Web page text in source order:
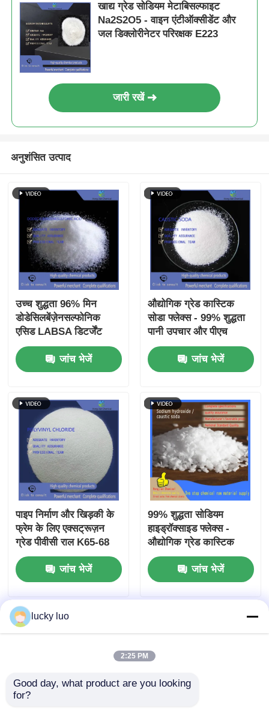
रासायनिक भराव
खनिज प्रक्रिया रसायन
खाद्य योज्य
धातुकर्म रसायन
दैनिक उपयोग के लिए रसायन
खाद्य ग्रेड सोडियम मेटाबिसल्फाइट
Na2S2O5 - वाइन एंटीऑक्सीडेंट और
जल डिक्लोरीनेटर परिरक्षक E223
जारी रखें
अनुशंसित उत्पाद
उच्च शुद्धता 96% मिन
डोडेसिलबेंज़ेनसल्फोनिक
एसिड LABSA डिटर्जेंट
कच्चे माल के लिए एनीओनिक
सर्फेक्टेंट
जांच भेजें
औद्योगिक ग्रेड कास्टिक
सोडा फ्लेक्स - 99% शुद्धता
पानी उपचार और पीएच
समायोजन के लिए सोडियम
हाइड्रॉक्साइडजांच भेजें
पाइप निर्माण और खिड़की के
फ्रेम के लिए एक्सट्रूज़न
ग्रेड पीवीसी राल K65-68
जांच भेजें
99% शुद्धता सोडियम
हाइड्रॉक्साइड फ्लेक्स -
औद्योगिक ग्रेड कास्टिक
सोडा पानी उपचार और
रासायनिक उत्पादन के लिए
जांच भेजें
lucky luo
2:25 PM
Good day, what product are you looking
for?